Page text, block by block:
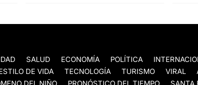
SALUD ECONOMÍA POLÍTICA
DE VIDA TECNOLOGÍA TURISMO VIRAL